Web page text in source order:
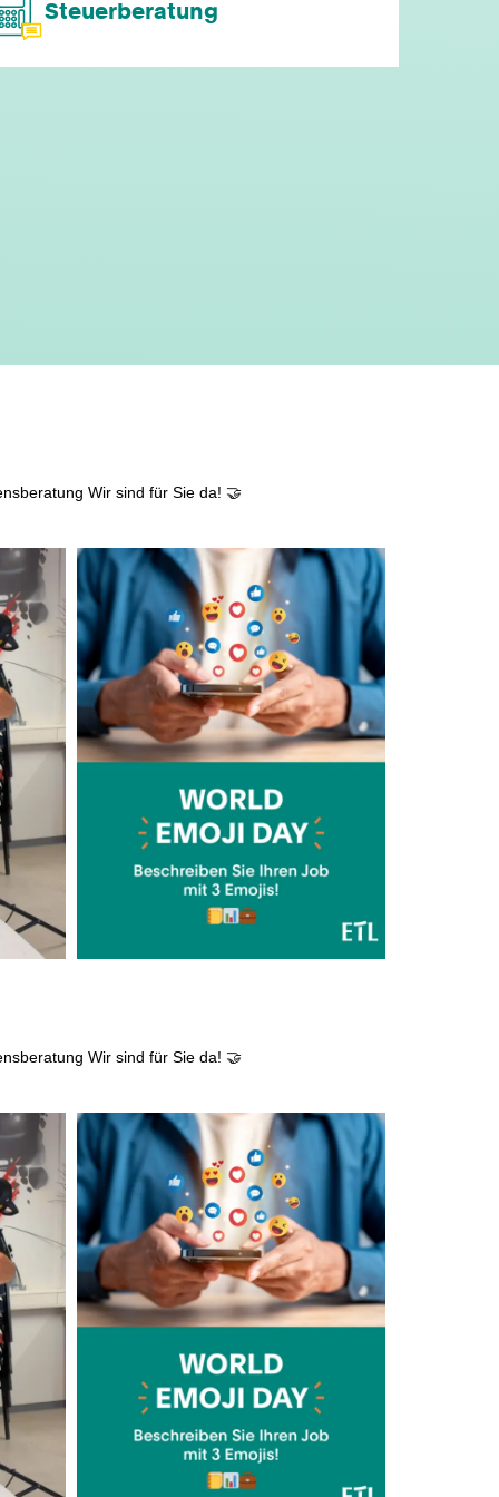
persönliche Mandantenbeziehung
betriebliche Altersvorsorge
attraktive
Zusatzleistungen/Mitarbeiterrabatte
4-Tage-Woche
mobiles Arbeiten
Teamevents
ergonomischer Arbeitsplatz
Erholungsbeihilfe
Jobrad
moderne technische Ausstattung
Fitnessstudiozuschuss
Steuerberatung
Wir sind für Sie da! 🤝
Wir sind für Sie da! 🤝